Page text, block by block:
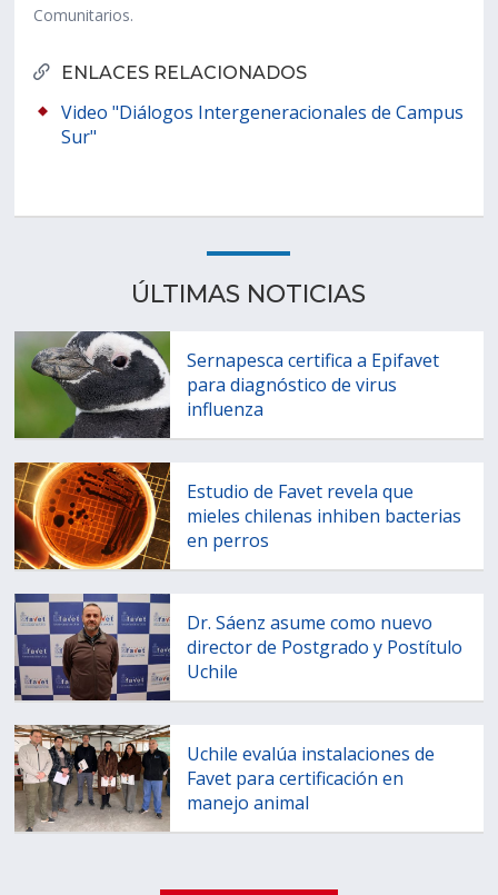
ENLACES RELACIONADOS
Video "Diálogos Intergeneracionales de Campus
Sur"
Comunitarios.
ÚLTIMAS NOTICIAS
Sernapesca certifica a Epifavet
para diagnóstico de virus
influenza
Estudio de Favet revela que
mieles chilenas inhiben bacterias
en perros
Dr. Sáenz asume como nuevo
director de Postgrado y Postítulo
Uchile
Uchile evalúa instalaciones de
Favet para certificación en
manejo animal